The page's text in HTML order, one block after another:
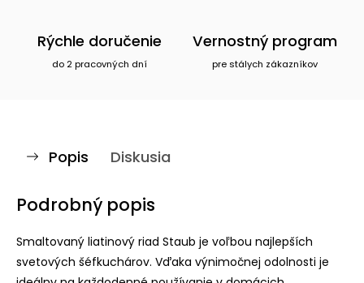
Rýchle doručenie
do 2 pracovných dní
Vernostný program
pre stálych zákazníkov
Popis Diskusia
Podrobný popis
Smaltovaný liatinový riad Staub je voľbou najlepších
svetových šéfkuchárov. Vďaka výnimočnej odolnosti je